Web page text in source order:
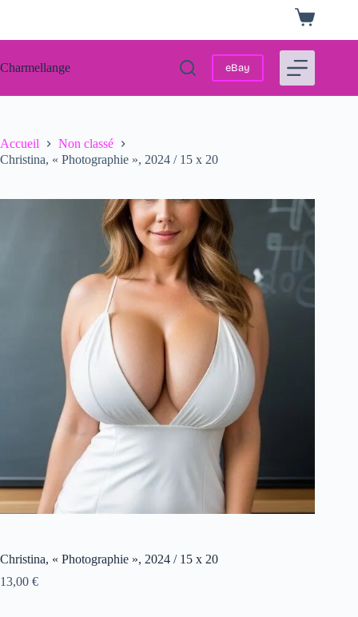
Panier
d’achat
Charmellange eBay
Accueil
Non classé
Christina, « Photographie », 2024 / 15 x 20
Christina, « Photographie », 2024 / 15 x 20
13,00 €